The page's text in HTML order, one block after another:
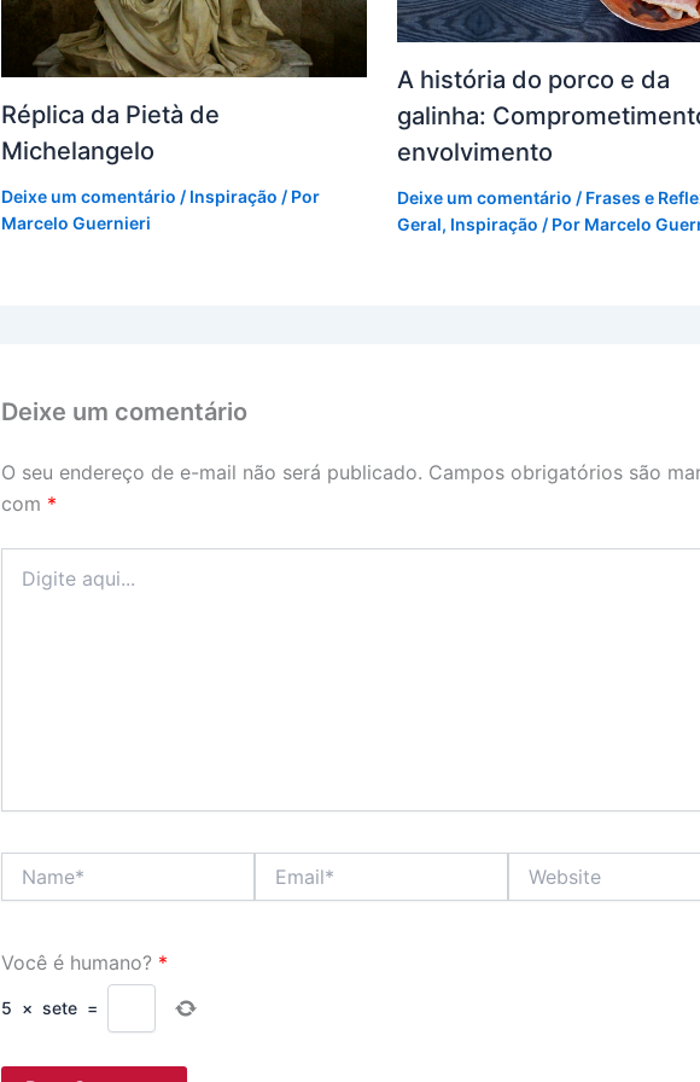
Réplica da Pietà de
Michelangelo
Deixe um comentário / Inspiração / Por
Marcelo Guernieri
A história do porco e da
galinha:
envolvimento
Deixe um comentário / Frases e
Geral, Inspiração / Por Marcelo
Deixe um comentário
O seu endereço de e-mail não será publicado. Campos obrigatórios são
com *
aqui...
Você é humano? *
5 × sete =